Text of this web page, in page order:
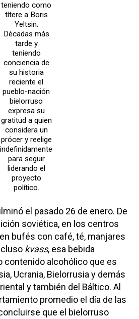
teniendo como
títere a Boris
Yeltsin.
Décadas más
tarde y
teniendo
conciencia de
su historia
reciente el
pueblo-nación
bielorruso
expresa su
gratitud a quien
considera un
prócer y reelige
indefinidamente
para seguir
liderando el
proyecto
político.
el pasado 26 de enero. De
soviética, en los centros
bufés con café, té, manjares
kvass, esa bebida
contenido alcohólico que es
Ucrania, Bielorrusia y demás
y también del Báltico. Al
promedio el día de las
que el bielorruso